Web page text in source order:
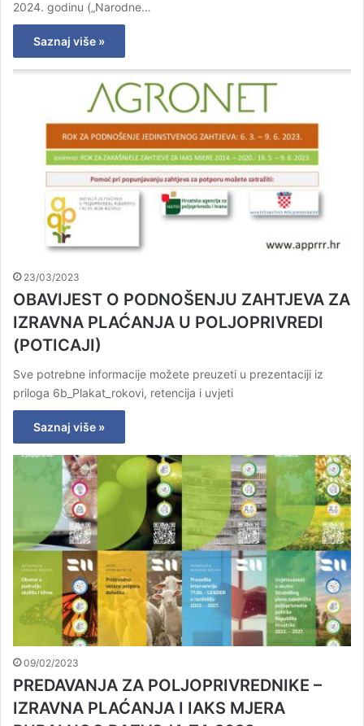
2024. godinu („Narodne…
Saznaj više »
23/03/2023
OBAVIJEST O PODNOŠENJU ZAHTJEVA ZA
IZRAVNA PLAĆANJA U POLJOPRIVREDI
(POTICAJI)
Sve potrebne informacije možete preuzeti u prezentaciji iz
priloga 6b_Plakat_rokovi, retencija i uvjeti
Saznaj više »
09/02/2023
PREDAVANJA ZA POLJOPRIVREDNIKE –
IZRAVNA PLAĆANJA I IAKS MJERA